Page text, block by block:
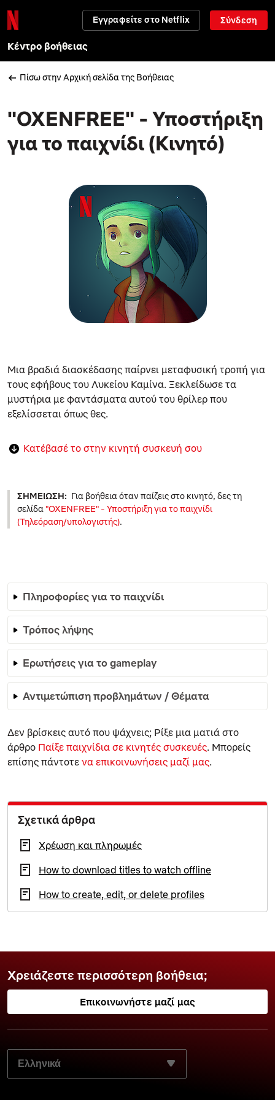
Εγγραφείτε στο Netflix Σύνδεση
Κέντρο βοήθειας
Πίσω στην Αρχική σελίδα της Βοήθειας
"OXENFREE" - Υποστήριξη
για το παιχνίδι (Κινητό)
Μια βραδιά διασκέδασης παίρνει μεταφυσική τροπή για
τους εφήβους του Λυκείου Καμίνα. Ξεκλείδωσε τα
μυστήρια με φαντάσματα αυτού του θρίλερ που
εξελίσσεται όπως θες.
Κατέβασέ το στην κινητή συσκευή σου
ΣΗΜΕΊΩΣΗ: Για βοήθεια όταν παίζεις στο κινητό, δες τη
σελίδα "OXENFREE" - Υποστήριξη για το παιχνίδι
(Τηλεόραση/υπολογιστής).
Πληροφορίες για το παιχνίδι
Τρόπος λήψης
Ερωτήσεις για το gameplay
Αντιμετώπιση προβλημάτων / Θέματα
Δεν βρίσκεις αυτό που ψάχνεις; Ρίξε μια ματιά στο
άρθρο Παίξε παιχνίδια σε κινητές συσκευές. Μπορείς
επίσης πάντοτε να επικοινωνήσεις μαζί μας.
Σχετικά άρθρα
Χρέωση και πληρωμές
How to download titles to watch offline
How to create, edit, or delete profiles
Χρειάζεστε περισσότερη βοήθεια;
Επικοινωνήστε μαζί μας
ΕΠΙΛΈΞΤΕ ΤΗ ΓΛΏΣΣΑ ΤΗΣ ΠΡΟΤΊΜΗΣΉΣ ΣΑΣ: